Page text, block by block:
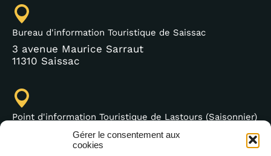
Gérer le consentement aux
cookies
Bureau d'information Touristique de Saissac
3 avenue Maurice Sarraut
11310 Saissac
Point d'information Touristique de Lastours (Saisonnier)
4 moulin bas,
11600 Lastours